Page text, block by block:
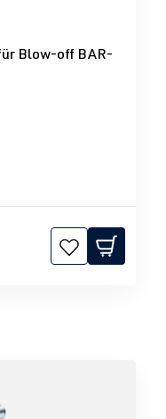
0 von 5 Sternen
Blow-off BAR-